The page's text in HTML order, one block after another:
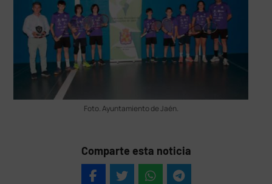
Foto. Ayuntamiento de Jaén.
Comparte esta noticia